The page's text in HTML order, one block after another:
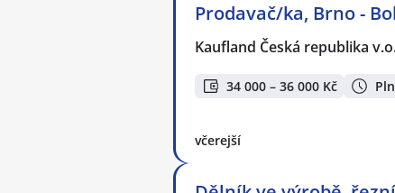
Prodavač/ka, Brno -
Kaufland Česká republika
34 000 – 36 000 Kč
včerejší